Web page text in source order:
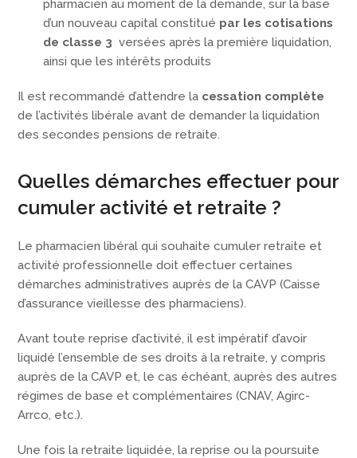
pharmacien au moment de la demande, sur la base
d’un nouveau capital constitué par les cotisations
de classe 3 versées après la première liquidation,
ainsi que les intérêts produits
Il est recommandé d’attendre la cessation complète
de l’activités libérale avant de demander la liquidation
des secondes pensions de retraite.
Quelles démarches effectuer pour
cumuler activité et retraite ?
Le pharmacien libéral qui souhaite cumuler retraite et
activité professionnelle doit effectuer certaines
démarches administratives auprès de la CAVP (Caisse
d’assurance vieillesse des pharmaciens).
Avant toute reprise d’activité, il est impératif d’avoir
liquidé l’ensemble de ses droits à la retraite, y compris
auprès de la CAVP et, le cas échéant, auprès des autres
régimes de base et complémentaires (CNAV, Agirc-
Arrco, etc.).
Une fois la retraite liquidée, la reprise ou la poursuite